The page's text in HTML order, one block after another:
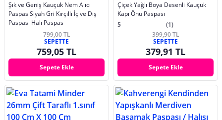
Şık ve Geniş Kauçuk Nem Alıcı
Paspas Siyah Gri Kırçıllı İç ve Dış
Paspası Halı Paspas
799,00 TL
SEPETTE
759,05 TL
Sepete Ekle
Çiçek Yağlı Boya Desenli Kauçuk
Kapı Önü Paspası
5
(1)
399,90 TL
SEPETTE
379,91 TL
Sepete Ekle